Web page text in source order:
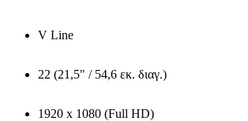
V Line
22 (21,5" / 54,6 εκ. διαγ.)
1920 x 1080 (Full HD)